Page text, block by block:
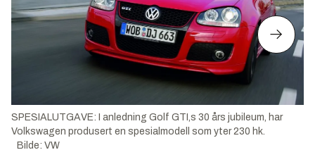
SPESIALUTGAVE: I anledning Golf GTI,s 30 års jubileum, har
Volkswagen produsert en spesialmodell som yter 230 hk.
Bilde: VW